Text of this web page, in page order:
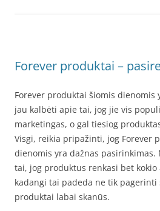
Forever produktai –
Forever produktai šiomis dienomis
jau kalbėti apie tai, jog jie vis
marketingas, o gal tiesiog
Visgi, reikia pripažinti, jog Forever
dienomis yra dažnas pasirinkimas.
tai, jog produktus renkasi bet kokio
kadangi tai padeda ne tik
produktai labai skanūs.